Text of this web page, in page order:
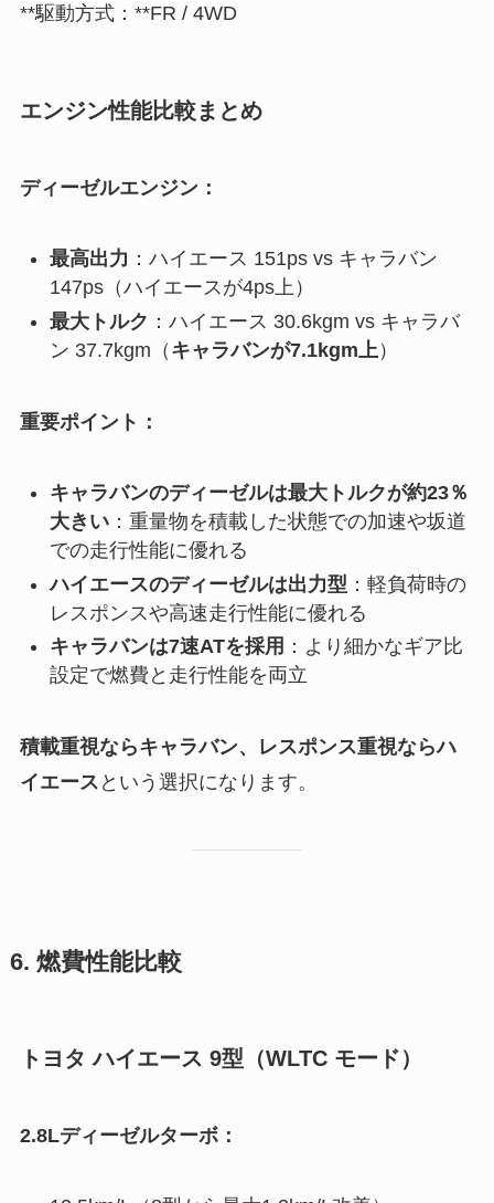
**駆動方式：**FR / 4WD
エンジン性能比較まとめ
ディーゼルエンジン：
最高出力 ：ハイエース 151ps vs キャラバン
147ps（ハイエースが4ps上）
最大トルク ：ハイエース 30.6kgm vs キャラバ
ン 37.7kgm（ キャラバンが7.1kgm上 ）
重要ポイント：
キャラバンのディーゼルは最大トルクが約23％
大きい：重量物を積載した状態での加速や坂道
での走行性能に優れる
ハイエースのディーゼルは出力型 ：軽負荷時の
レスポンスや高速走行性能に優れる
キャラバンは7速ATを採用 ：より細かなギア比
設定で燃費と走行性能を両立
積載重視ならキャラバン、レスポンス重視ならハ
イエース という選択になります。
6. 燃費性能比較
トヨタ ハイエース 9型（WLTC モード）
2.8Lディーゼルターボ：